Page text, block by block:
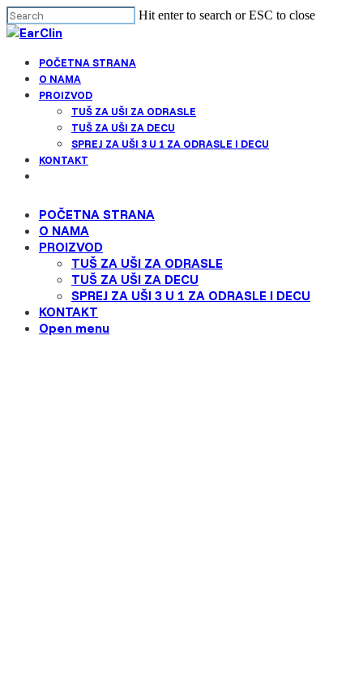
Skip
to
content
Hit enter to search or ESC to close
Close
Menu
POČETNA STRANA
O NAMA
PROIZVOD
TUŠ ZA UŠI ZA ODRASLE
TUŠ ZA UŠI ZA DECU
SPREJ ZA UŠI 3 U 1 ZA ODRASLE I DECU
KONTAKT
POČETNA STRANA
O NAMA
PROIZVOD
TUŠ ZA UŠI ZA ODRASLE
TUŠ ZA UŠI ZA DECU
SPREJ ZA UŠI 3 U 1 ZA ODRASLE I DECU
KONTAKT
Open menu
Find your solution in these countries
Choose your language
Canada (English)
Canada (French)
English
Finland (Finnish)